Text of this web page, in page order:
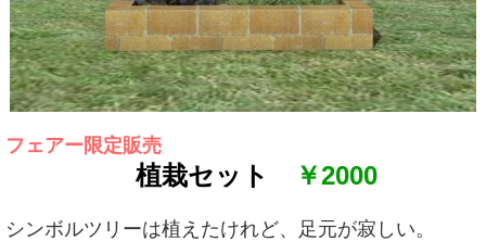
フェアー限定販売
植栽セット ￥2000
シンボルツリーは植えたけれど、足元が寂しい。